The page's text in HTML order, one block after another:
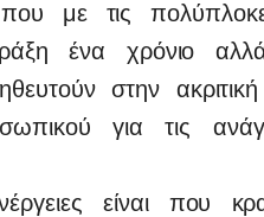
με τις
ένα χρόνιο
στην
για τις
είναι που